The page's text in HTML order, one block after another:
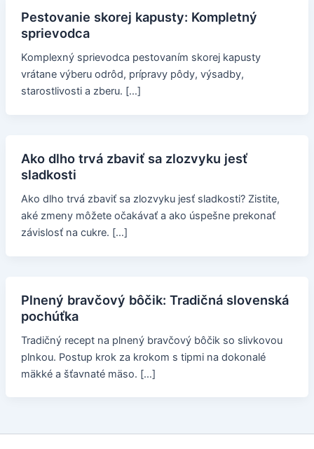
Pestovanie skorej kapusty: Kompletný
sprievodca
Komplexný sprievodca pestovaním skorej kapusty
vrátane výberu odrôd, prípravy pôdy, výsadby,
starostlivosti a zberu. […]
Ako dlho trvá zbaviť sa zlozvyku jesť
sladkosti
Ako dlho trvá zbaviť sa zlozvyku jesť sladkosti? Zistite,
aké zmeny môžete očakávať a ako úspešne prekonať
závislosť na cukre. […]
Plnený bravčový bôčik: Tradičná slovenská
pochúťka
Tradičný recept na plnený bravčový bôčik so slivkovou
plnkou. Postup krok za krokom s tipmi na dokonalé
mäkké a šťavnaté mäso. […]